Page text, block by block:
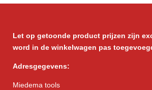
Let op getoonde product prijzen zijn
word in de winkelwagen pas
Adresgegevens:
Miedema tools